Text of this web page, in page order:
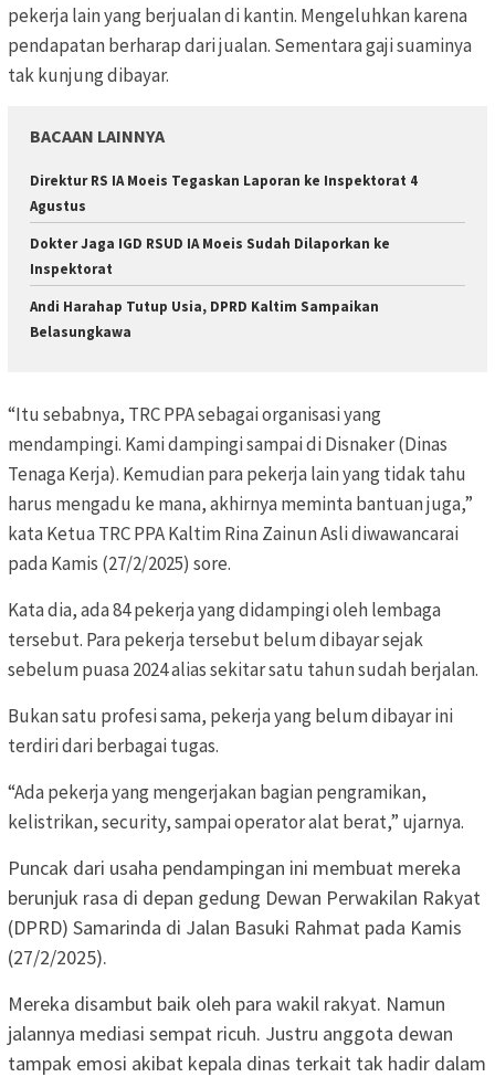
pekerja lain yang berjualan di kantin. Mengeluhkan karena
pendapatan berharap dari jualan. Sementara gaji suaminya
tak kunjung dibayar.
BACAAN LAINNYA
Direktur RS IA Moeis Tegaskan Laporan ke Inspektorat 4
Agustus
Dokter Jaga IGD RSUD IA Moeis Sudah Dilaporkan ke
Inspektorat
Andi Harahap Tutup Usia, DPRD Kaltim Sampaikan
Belasungkawa
“Itu sebabnya, TRC PPA sebagai organisasi yang
mendampingi. Kami dampingi sampai di Disnaker (Dinas
Tenaga Kerja). Kemudian para pekerja lain yang tidak tahu
harus mengadu ke mana, akhirnya meminta bantuan juga,”
kata Ketua TRC PPA Kaltim Rina Zainun Asli diwawancarai
pada Kamis (27/2/2025) sore.
Kata dia, ada 84 pekerja yang didampingi oleh lembaga
tersebut. Parapekerja tersebut belum dibayar sejak
sebelum puasa 2024 alias sekitar satu tahun sudah berjalan.
Bukan satu profesi sama, pekerja yang belum dibayar ini
terdiri dari berbagai tugas.
“Ada pekerja yang mengerjakan bagian pengramikan,
kelistrikan, security, sampai operator alat berat,” ujarnya.
Puncak dari usaha pendampingan ini membuat mereka
berunjuk rasa di depan gedung Dewan Perwakilan Rakyat
(DPRD) Samarinda di Jalan Basuki Rahmat pada Kamis
(27/2/2025).
Mereka disambut baik oleh para wakil rakyat. Namun
jalannya mediasi sempat ricuh. Justru anggota dewan
tampak emosi akibat kepala dinas terkait tak hadir dalam